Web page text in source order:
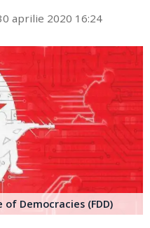
aprilie 2020 16:24
Democracies (FDD)